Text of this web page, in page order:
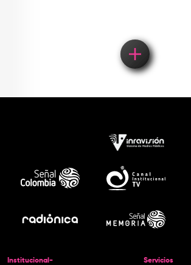
Institucional-
Servicios